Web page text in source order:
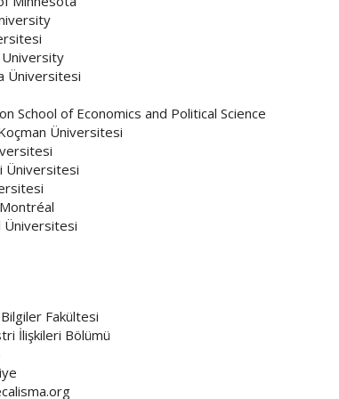
Üniversitesi
School of Economics and Political Science
Üniversitesi
Üniversitesi
Üniversitesi
Fakültesi
İlişkileri Bölümü